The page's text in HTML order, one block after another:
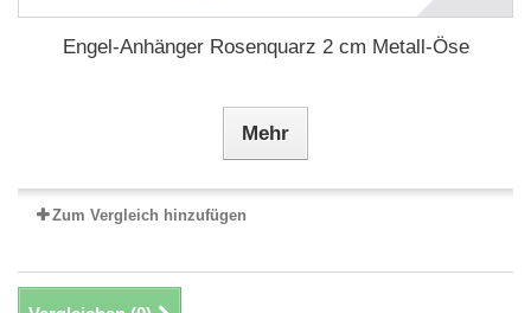
Engel-Anhänger Rosenquarz 2 cm Metall-Öse
Mehr
Zum Vergleich hinzufügen